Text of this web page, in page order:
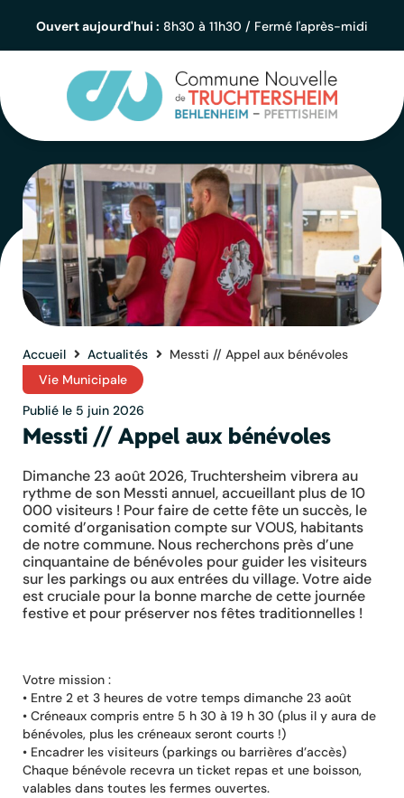
Ouvert aujourd'hui : 8h30 à 11h30 / Fermé l'après-midi
Accueil Actualités
Messti // Appel aux bénévoles
Vie Municipale
Publié le 5 juin 2026
Messti // Appel aux bénévoles
Dimanche 23 août 2026, Truchtersheim vibrera au
rythme de son Messti annuel, accueillant plus de 10
000 visiteurs ! Pour faire de cette fête un succès, le
comité d’organisation compte sur VOUS, habitants
de notre commune. Nous recherchons près d’une
cinquantaine de bénévoles pour guider les visiteurs
sur les parkings ou aux entrées du village. Votre aide
est cruciale pour la bonne marche de cette journée
festive et pour préserver nos fêtes traditionnelles !
Votre mission :
• Entre 2 et 3 heures de votre temps dimanche 23 août
• Créneaux compris entre 5 h 30 à 19 h 30 (plus il y aura de
bénévoles, plus les créneaux seront courts !)
• Encadrer les visiteurs (parkings ou barrières d’accès)
Chaque bénévole recevra un ticket repas et une boisson,
valables dans toutes les fermes ouvertes.